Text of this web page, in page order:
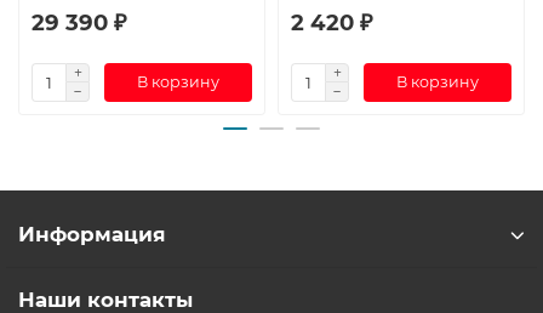
29 390 ₽
В корзину
2 420 ₽
В корзину
Информация
Наши контакты